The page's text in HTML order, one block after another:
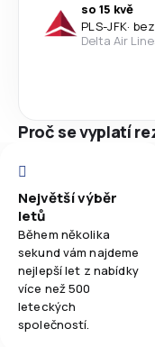
so 15 kvě
PLS-JFK·
Delta Air
Proč se vyplatí
Největší výběr
letů
Během několika
sekund vám najdeme
nejlepší let z nabídky
více než 500
leteckých
společností.